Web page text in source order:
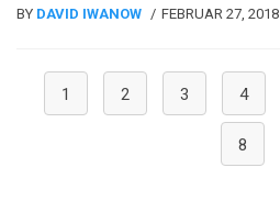
BY DAVID IWANOW FEBRUAR 27, 2018
1 2 3 4
8